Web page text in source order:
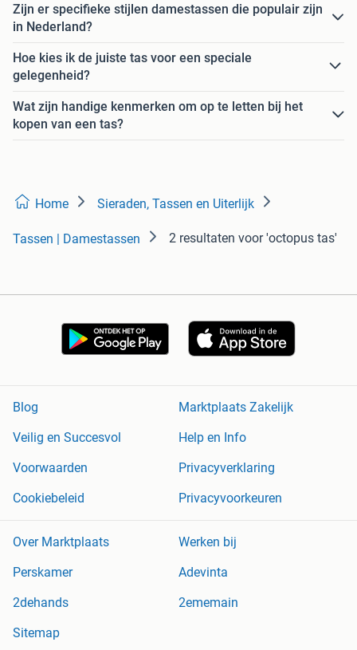
Zijn er specifieke stijlen damestassen die populair zijn
in Nederland?
Hoe kies ik de juiste tas voor een speciale
gelegenheid?
Wat zijn handige kenmerken om op te letten bij het
kopen van een tas?
Home Sieraden, Tassen en Uiterlijk
Tassen | Damestassen 2 resultaten voor 'octopus tas'
Blog
Marktplaats Zakelijk
Veilig en Succesvol
Help en Info
Voorwaarden
Privacyverklaring
Cookiebeleid
Privacyvoorkeuren
Over Marktplaats
Werken bij
Perskamer
Adevinta
2dehands
2ememain
Sitemap